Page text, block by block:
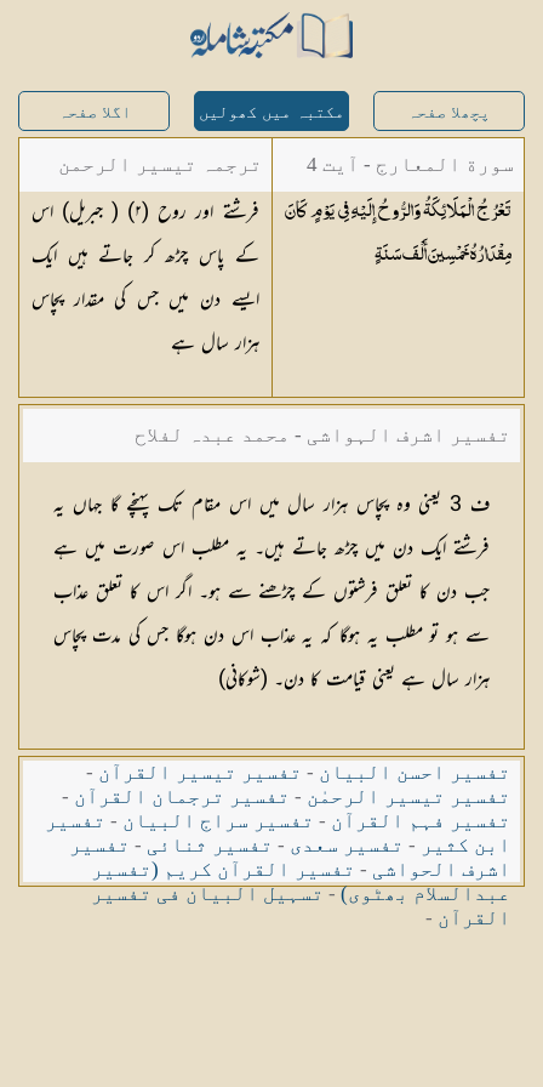
پچھلا صفحہ مکتبہ میں کھولیں اگلا صفحہ
سورة المعارج - آیت 4
تَعْرُجُ الْمَلَائِكَةُ وَالرُّوحُ إِلَيْهِ فِي يَوْمٍ كَانَ
مِقْدَارُهُ خَمْسِينَ أَلْفَسَنَةٍ
ترجمہ تیسیر الرحمن
لبیان القرآن - محمد
لقمان سلفی
فرشتے اور روح (٢) ( جبریل) اس
کے پاس چڑھ کر جاتے ہیں ایک
ایسے دن میں جس کی مقدار پچاس
ہزار سال ہے
تفسیر اشرف الہواشی - محمد عبدہ لفلاح
ف 3 یعنی وہ پچاس ہزار سال میں اس مقام تک پہنچے گا جہاں یہ
فرشتے ایک دن میں چڑھ جاتے ہیں۔ یہ مطلب اس صورت میں ہے
جب دن کا تعلق فرشتوں کے چڑھنے سے ہو۔ اگر اس کا تعلق عذاب
سے ہو تو مطلب یہ ہوگا کہ یہ عذاب اس دن ہوگا جس کی مدت پچاس
ہزار سال ہے یعنی قیامت کا دن۔ (شوکانی)
تفسیر احسن البیان - تفسیر تیسیر القرآن -
تفسیر تیسیر الرحمٰن - تفسیر ترجمان القرآن -
تفسیر فہم القرآن - تفسیر سراج البیان - تفسیر
ابن کثیر - تفسیر سعدی - تفسیر ثنائی - تفسیر
اشرف الحواشی - تفسیر القرآن کریم (تفسیر
عبدالسلام بھٹوی)-تسہیل البیان فی تفسیر
القرآن -